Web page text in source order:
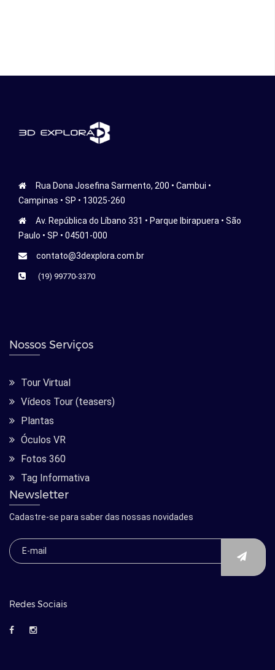
Rua Dona Josefina Sarmento, 200 • Cambui •
Campinas • SP • 13025-260
Av. República do Líbano 331 • Parque Ibirapuera • São
Paulo • SP • 04501-000
contato@3dexplora.com.br
(19) 99770-3370
Nossos Serviços
Tour Virtual
Vídeos Tour (teasers)
Plantas
Óculos VR
Fotos 360
Tag Informativa
Newsletter
Cadastre-se para saber das nossas novidades
Redes Sociais